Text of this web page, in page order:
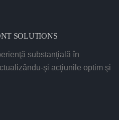
substanţială în
şi acţiunile optim şi